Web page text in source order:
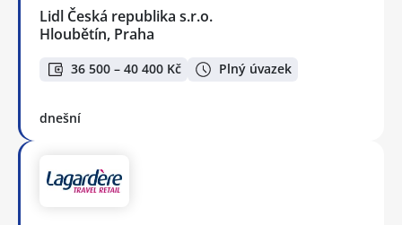
Lidl Česká republika s.r.o.
Hloubětín, Praha
36 500 – 40 400 Kč Plný úvazek
dnešní